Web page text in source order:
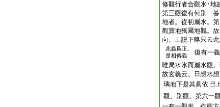
修觀行者合觀水･
第三觀復有何別 答
地者。從初屬水。
觀寶地獨屬地觀。
向。上説下略只云
此義爲正。
是相傳義
復有一
唯局水氷而屬水觀
故玄義云。日想水
璃地下是其眞依 已
觀。別觀。第六一